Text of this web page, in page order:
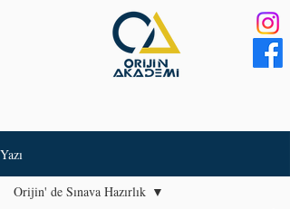
Yazı
Orijin' de Sınava Hazırlık